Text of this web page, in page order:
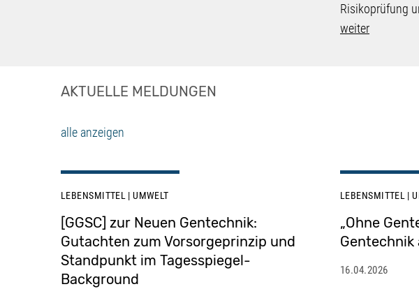
Risikoprüfung
weiter
AKTUELLE MELDUNGEN
alle anzeigen
LEBENSMITTEL UMWELT
[GGSC] zur Neuen Gentechnik:
Gutachten zum Vorsorgeprinzip und
Standpunkt im Tagesspiegel-
Background
LEBENSMITTEL
„Ohne
Gentechnik
16.04.2026